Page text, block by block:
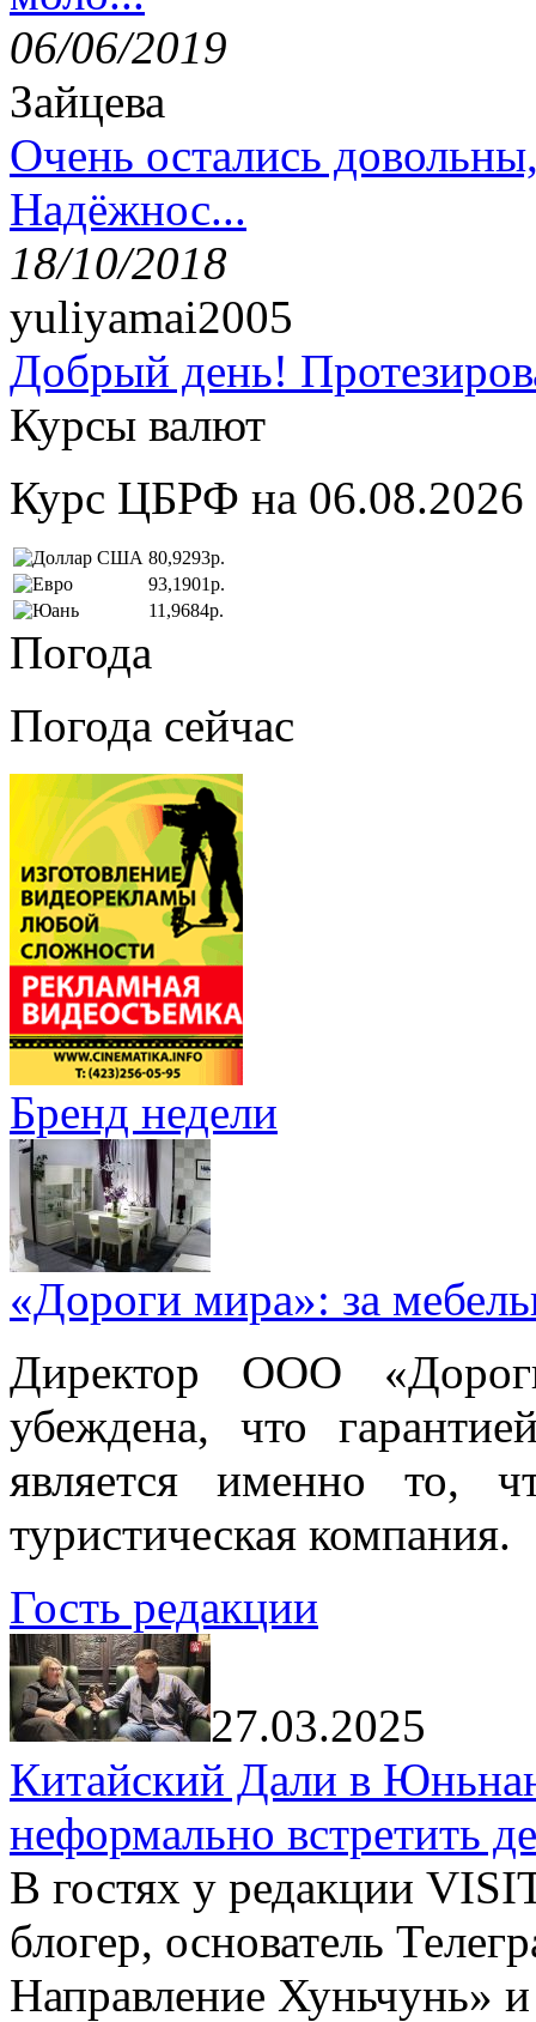
06/06/2019
Зайцева
Очень остались
Надёжнос...
18/10/2018
yuliyamai2005
Добрый день!
Курсы валют
Курс ЦБРФ на 06.08.2026
80,9293р.
93,1901р.
11,9684р.
Погода
Погода сейчас
Бренд недели
«Дороги мира»: за
Директор ООО
убеждена, что
является именно то,
туристическая компания.
Гость редакции
27.03.2025
Китайский Дали в
неформально встретить
В гостях у редакции
блогер, основатель
Направление Хуньчунь»